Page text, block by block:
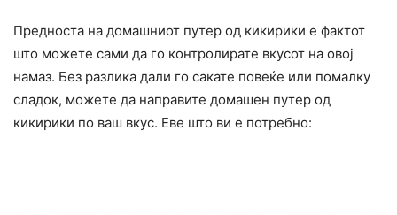
Предноста на домашниот путер од кикирики е фактот
што можете сами да го контролирате вкусот на овој
намаз. Без разлика дали го сакате повеќе или помалку
сладок, можете да направите домашен путер од
кикирики по ваш вкус. Еве што ви е потребно: